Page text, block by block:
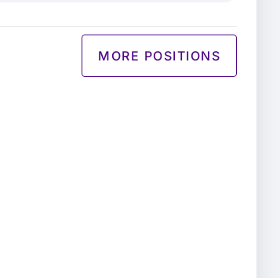
MORE POSITIONS